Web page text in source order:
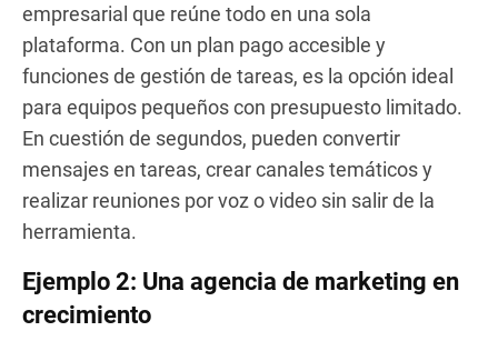
empresarial que reúne todo en una sola
plataforma. Con un plan pago accesible y
funciones de gestión de tareas, es la opción ideal
para equipos pequeños con presupuesto limitado.
En cuestión de segundos, pueden convertir
mensajes en tareas, crear canales temáticos y
realizar reuniones por voz o video sin salir de la
herramienta.
Ejemplo 2: Una agencia de marketing en
crecimiento